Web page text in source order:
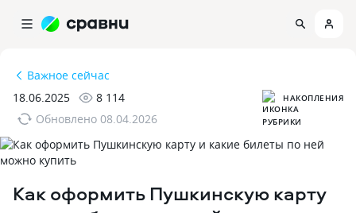
Важное сейчас
18.06.2025
8 114
Обновлено 08.04.2026
НАКОПЛЕНИЯ
Как оформить Пушкинскую карту